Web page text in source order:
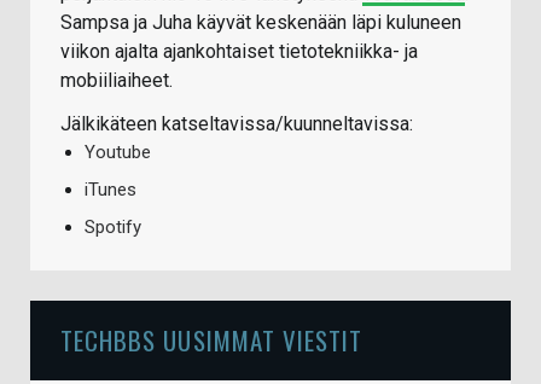
Sampsa ja Juha käyvät keskenään läpi kuluneen
viikon ajalta ajankohtaiset tietotekniikka- ja
mobiiliaiheet.
Jälkikäteen katseltavissa/kuunneltavissa:
Youtube
iTunes
Spotify
TECHBBS UUSIMMAT VIESTIT